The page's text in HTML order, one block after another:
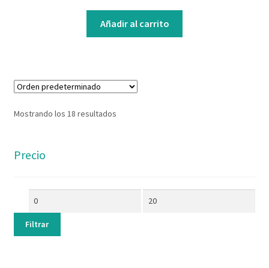
Añadir al carrito
Mostrando los 18 resultados
Precio
Filtrar